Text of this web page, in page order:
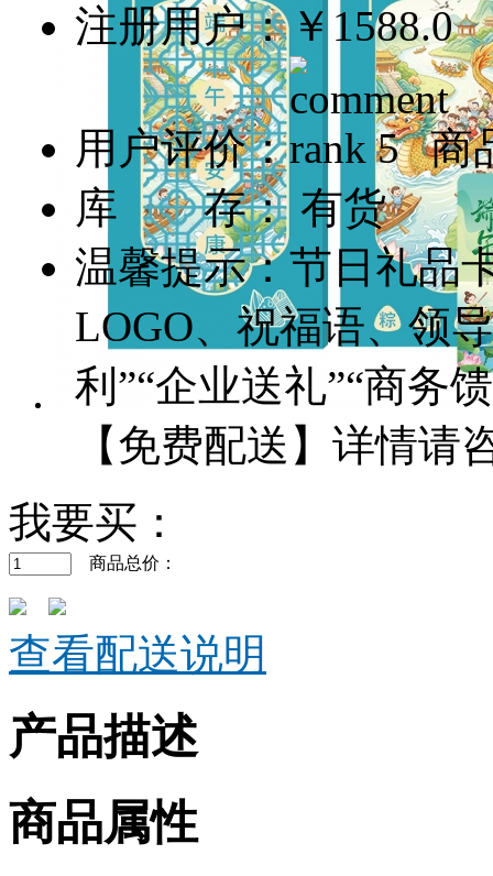
注册用户：￥1588.0
用户评价：
商
库 存： 有货
温馨提示：节日礼品
LOGO、祝福语、领
利”“企业送礼”“商务
【免费配送】详情请
我要买：
商品总价：
查看配送说明
产品描述
商品属性